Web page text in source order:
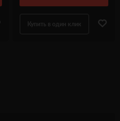
Купить в один клик